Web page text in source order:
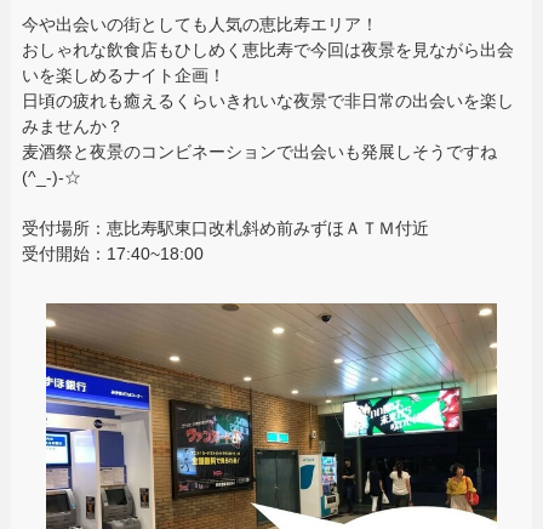
今や出会いの街としても人気の恵比寿エリア！
おしゃれな飲食店もひしめく恵比寿で今回は夜景を見ながら出会
いを楽しめるナイト企画！
日頃の疲れも癒えるくらいきれいな夜景で非日常の出会いを楽し
みませんか？
麦酒祭と夜景のコンビネーションで出会いも発展しそうですね
(^_-)-☆
受付場所：恵比寿駅東口改札斜め前みずほＡＴＭ付近
受付開始：17:40~18:00